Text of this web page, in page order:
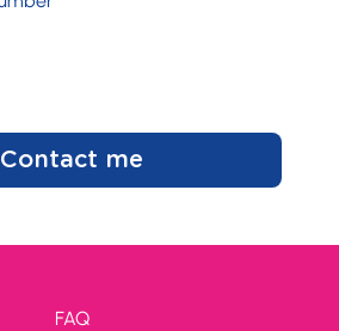
Contact me
FAQ